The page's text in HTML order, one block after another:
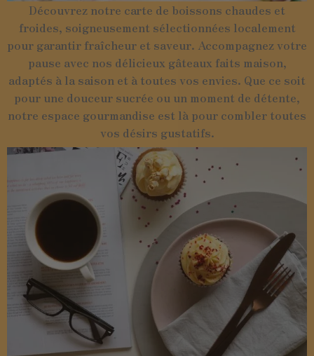
Découvrez notre carte de boissons chaudes et
froides, soigneusement sélectionnées localement
pour garantir fraîcheur et saveur. Accompagnez votre
pause avec nos délicieux gâteaux faits maison,
adaptés à la saison et à toutes vos envies. Que ce soit
pour une douceur sucrée ou un moment de détente,
notre espace gourmandise est là pour combler toutes
vos désirs gustatifs.